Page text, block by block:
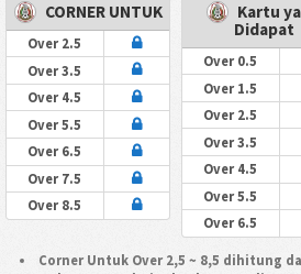
CORNER UNTUK
Over 2.5
Over 3.5
Over 4.5
Over 5.5
Over 6.5
Over 7.5
Over 8.5
Kartu
Didapat
Over 0.5
Over 1.5
Over 2.5
Over 3.5
Over 4.5
Over 5.5
Over 6.5
Corner Untuk Over 2,5 ~ 8,5 dihitung